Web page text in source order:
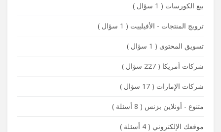
بيع الكورسات ( 1 سؤال )
ترويج المنتجات - الأفيلييت ( 1 سؤال )
تسويق المحتوى ( 1 سؤال )
شركات أمريكا ( 227 سؤال )
شركات الإمارات ( 17 سؤال )
متنوع - أونلاين بزنس ( 8 أسئلة )
موقعك الإلكتروني ( 4 أسئلة )